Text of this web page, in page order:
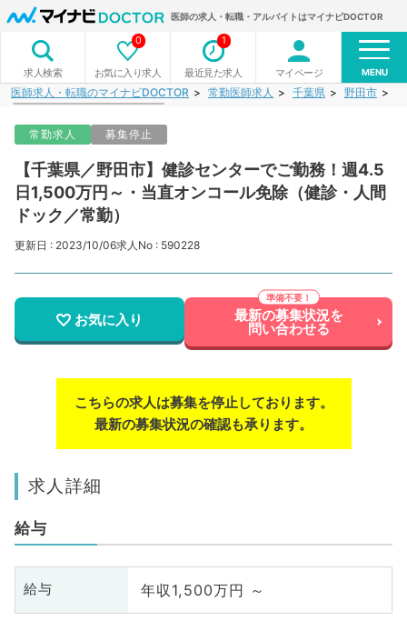
医師の求人・転職・アルバイトはマイナビDOCTOR
求人検索 お気に入り求人
0
最近見た求人
1
マイページ MENU
医師求人・転職のマイナビDOCTOR 常勤医師求人 千葉県 野田市
常勤求人 募集停止
【千葉県／野田市】健診センターでご勤務！週4.5
日1,500万円～・当直オンコール免除（健診・人間
ドック／常勤）
更新日 : 2023/10/06求人No : 590228
お気に入り 最新の募集状況を
問い合わせる
こちらの求人は募集を停止しております。
最新の募集状況の確認も承ります。
求人詳細
給与
給与 年収1,500万円 ～